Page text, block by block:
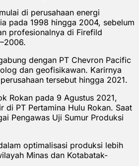
di perusahaan energi
pada 1998 hingga 2004, sebelum
profesionalnya di Firefild
dengan PT Chevron Pacific
dan geofisikawan. Karirnya
tersebut hingga 2021.
Rokan pada 9 Agustus 2021,
di PT Pertamina Hulu Rokan. Saat
Pengawas Uji Sumur Produksi
optimalisasi produksi lebih
Minas dan Kotabatak-